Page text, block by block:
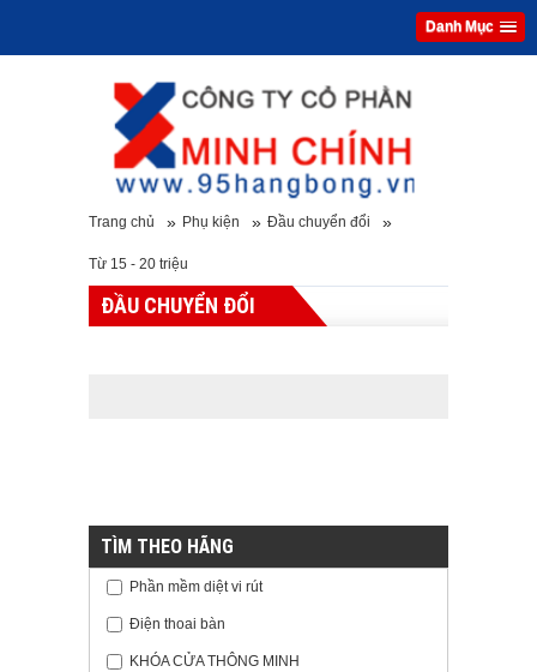
Danh Mục
Trang chủ » Phụ kiện » Đầu chuyển đổi »
Từ 15 - 20 triệu
ĐẦU CHUYỂN ĐỔI
TÌM THEO HÃNG
Phần mềm diệt vi rút
Điện thoai bàn
KHÓA CỬA THÔNG MINH